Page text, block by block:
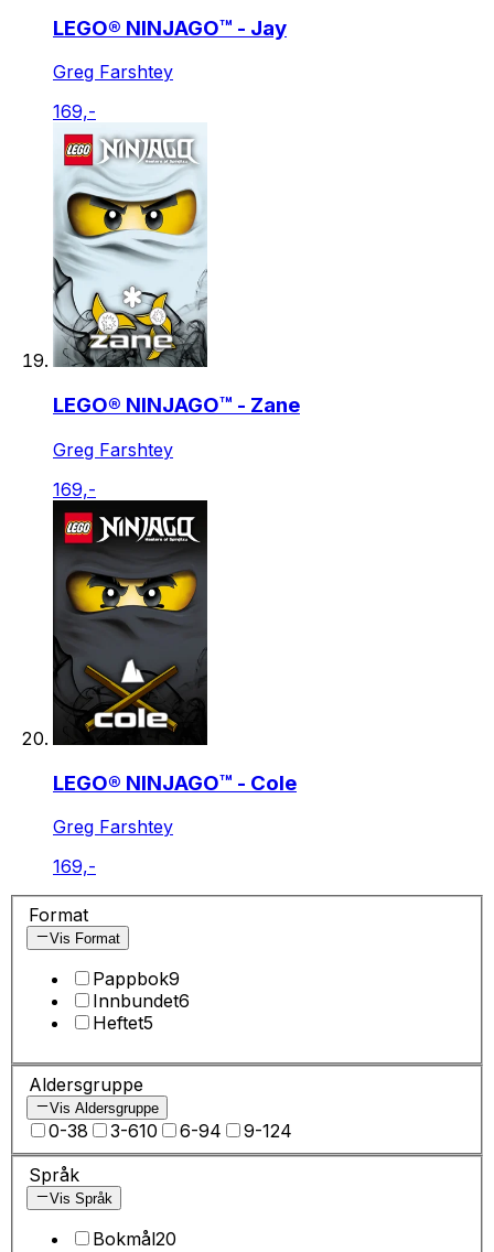
LEGO® NINJAGO™ - Jay
Greg Farshtey
169,-
LEGO® NINJAGO™ - Zane
Greg Farshtey
169,-
LEGO® NINJAGO™ - Cole
Greg Farshtey
169,-
Format
Vis Format
Pappbok9
Innbundet6
Heftet5
Aldersgruppe
Vis Aldersgruppe
0-38 3-610 6-94 9-124
Språk
Vis Språk
Bokmål20